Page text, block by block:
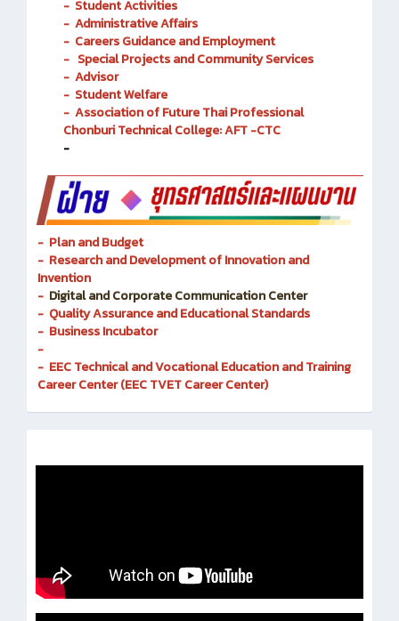
- Student Activities
- Administrative Affairs
- Careers Guidance and Employment
-Special Projects and Community Services
- Advisor
- Student Welfare
-Association of Future Thai Professional
Chonburi Technical College: AFT -CTC
-
- Plan and Budget
- Research and Development of Innovation and
Invention
- Digital and Corporate Communication Center
- Quality Assurance and Educational Standards
- Business Incubator
-
- EEC Technical and Vocational Education and Training
Career Center (EEC TVET Career Center)